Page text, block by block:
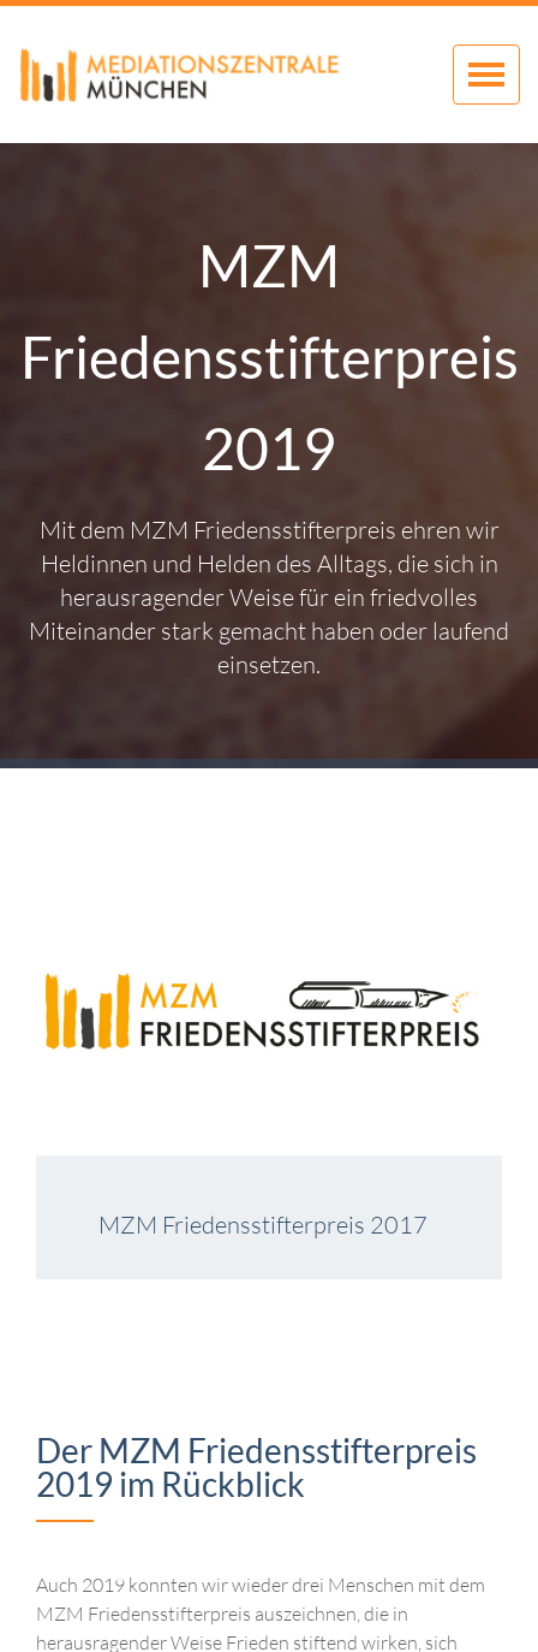
Zum
Inhalt
springen
MZM
Friedensstifterpreis
2019
Mit dem MZM Friedensstifterpreis ehren wir
Heldinnen und Helden des Alltags, die sich in
herausragender Weise für ein friedvolles
Miteinander stark gemacht haben oder laufend
einsetzen.
MZM Friedensstifterpreis 2017
Der MZM Friedensstifterpreis
2019 im Rückblick
Auch 2019 konnten wir wieder drei Menschen mit dem
MZM Friedensstifterpreis auszeichnen, die in
herausragender Weise Frieden stiftend wirken, sich